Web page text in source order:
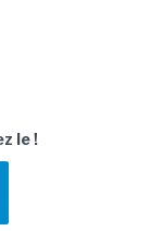
le !